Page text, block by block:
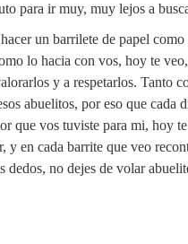
para ir muy, muy lejos a
un barrilete de papel
lo hacia con vos, hoy te
y a respetarlos. Tanto
abuelitos, por eso que
que vos tuviste para mi, hoy
y en cada barrite que veo
dedos, no dejes de volar